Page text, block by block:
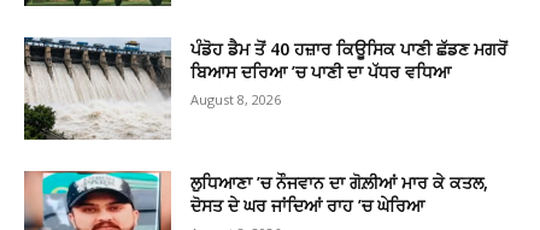
ਪੰਡੋਹ ਡੈਮ ਤੋਂ 40 ਹਜ਼ਾਰ ਕਿਊਸਿਕ ਪਾਣੀ ਛੱਡਣ ਮਗਰੋਂ
ਬਿਆਸ ਦਰਿਆ ’ਚ ਪਾਣੀ ਦਾ ਪੱਧਰ ਵਧਿਆ
August 8, 2026
ਲੁਧਿਆਣਾ ’ਚ ਨੌਜਵਾਨ ਦਾ ਗੋਲ਼ੀਆਂ ਮਾਰ ਕੇ ਕਤਲ,
ਦੋਸਤ ਦੇ ਘਰ ਜਾਂਦਿਆਂ ਰਾਹ ’ਚ ਘੇਰਿਆ